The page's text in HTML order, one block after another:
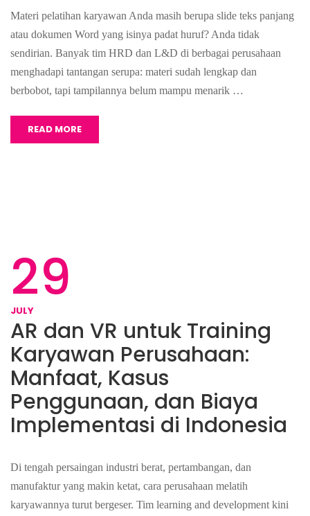
Materi pelatihan karyawan Anda masih berupa slide teks panjang
atau dokumen Word yang isinya padat huruf? Anda tidak
sendirian. Banyak tim HRD dan L&D di berbagai perusahaan
menghadapi tantangan serupa: materi sudah lengkap dan
berbobot, tapi tampilannya belum mampu menarik …
READ MORE
29
JULY
AR dan VR untuk Training
Karyawan Perusahaan:
Manfaat, Kasus
Penggunaan, dan Biaya
Implementasi di Indonesia
Di tengah persaingan industri berat, pertambangan, dan
manufaktur yang makin ketat, cara perusahaan melatih
karyawannya turut bergeser. Tim learning and development kini